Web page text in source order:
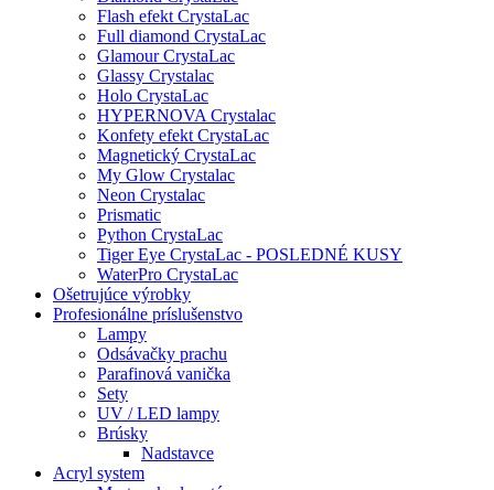
Flash efekt CrystaLac
Full diamond CrystaLac
Glamour CrystaLac
Glassy Crystalac
Holo CrystaLac
HYPERNOVA Crystalac
Konfety efekt CrystaLac
Magnetický CrystaLac
My Glow Crystalac
Neon Crystalac
Prismatic
Python CrystaLac
Tiger Eye CrystaLac - POSLEDNÉ KUSY
WaterPro CrystaLac
Ošetrujúce výrobky
Profesionálne príslušenstvo
Lampy
Odsávačky prachu
Parafinová vanička
Sety
UV / LED lampy
Brúsky
Nadstavce
Acryl system